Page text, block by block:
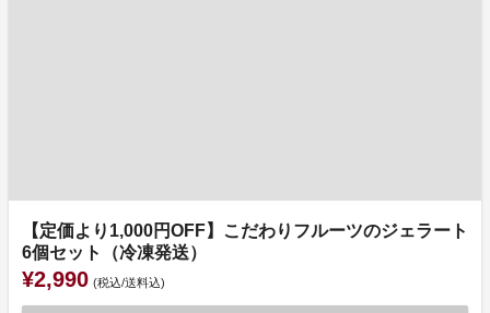
【定価より1,000円OFF】こだわりフルーツのジェラート
6個セット（冷凍発送）
¥2,990 (税込/送料込)